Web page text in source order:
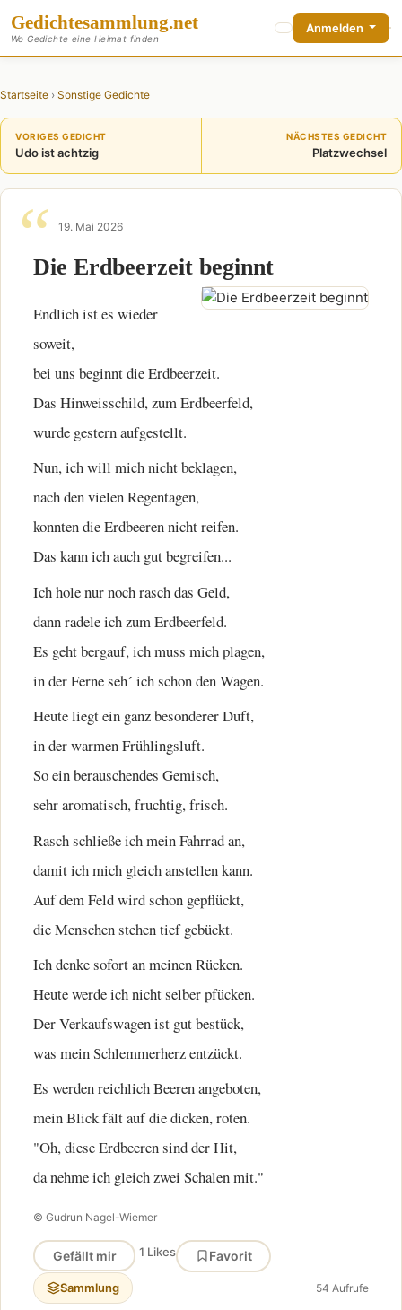
Gedichtesammlung.net
Wo Gedichte eine Heimat finden
Anmelden
Startseite › Sonstige Gedichte
VORIGES GEDICHT
Udo ist achtzig
NÄCHSTES GEDICHT
Platzwechsel
19. Mai 2026
Die Erdbeerzeit beginnt
Endlich ist es wieder
soweit,
bei uns beginnt die Erdbeerzeit.
Das Hinweisschild, zum Erdbeerfeld,
wurde gestern aufgestellt.
Nun, ich will mich nicht beklagen,
nach den vielen Regentagen,
konnten die Erdbeeren nicht reifen.
Das kann ich auch gut begreifen...
Ich hole nur noch rasch das Geld,
dann radele ich zum Erdbeerfeld.
Es geht bergauf, ich muss mich plagen,
in der Ferne seh´ ich schon den Wagen.
Heute liegt ein ganz besonderer Duft,
in der warmen Frühlingsluft.
So ein berauschendes Gemisch,
sehr aromatisch, fruchtig, frisch.
Rasch schließe ich mein Fahrrad an,
damit ich mich gleich anstellen kann.
Auf dem Feld wird schon gepflückt,
die Menschen stehen tief gebückt.
Ich denke sofort an meinen Rücken.
Heute werde ich nicht selber pfücken.
Der Verkaufswagen ist gut bestück,
was mein Schlemmerherz entzückt.
Es werden reichlich Beeren angeboten,
mein Blick fält auf die dicken, roten.
"Oh, diese Erdbeeren sind der Hit,
da nehme ich gleich zwei Schalen mit."
© Gudrun Nagel-Wiemer
Gefällt mir 1 Likes Favorit
Sammlung 54 Aufrufe